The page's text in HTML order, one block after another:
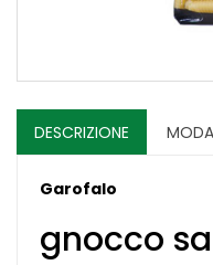
DESCRIZIONE
Garofalo
gnocco